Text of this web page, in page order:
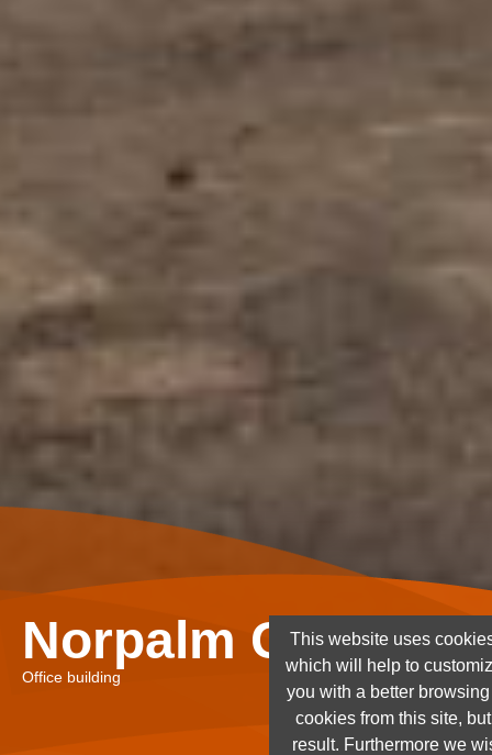
Norpalm Ghana
Office building
This website uses
which will help to
you with a better
cookies from this site,
result. Furthermore we